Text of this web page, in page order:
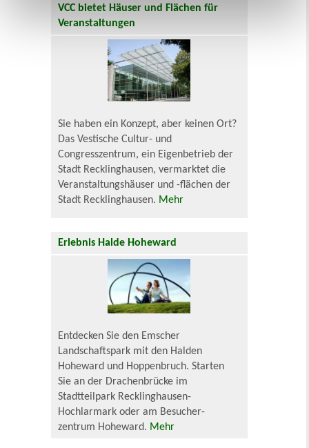
VCC bietet Häuser und Flächen für
Veranstaltungen
Sie haben ein Konzept, aber keinen Ort?
Das Vestische Cultur- und
Congresszentrum, ein Eigenbetrieb der
Stadt Recklinghausen, vermarktet die
Veranstaltungshäuser und -flächen der
Stadt Recklinghausen. Mehr
Erlebnis Halde Hoheward
Entdecken Sie den Emscher
Landschaftspark mit den Halden
Hoheward und Hoppenbruch. Starten
Sie an der Drachenbrücke im
Stadtteilpark Recklinghausen-
Hochlarmark oder am Besucher-
zentrum Hoheward. Mehr